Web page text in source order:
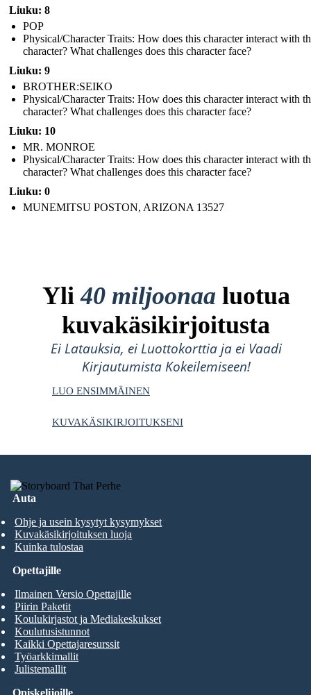
Liuku: 8
POP
Physical/Character Traits: How does this character interact with
character? What challenges does this character face?
Liuku: 9
BROTHER:SEIKO
Physical/Character Traits: How does this character interact with
character? What challenges does this character face?
Liuku: 10
MR. MONROE
Physical/Character Traits: How does this character interact with
character? What challenges does this character face?
Liuku: 0
MUNEMITSU POSTON, ARIZONA 13527
Yli40 miljoonaa luotua
kuvakäsikirjoitusta
Ei Latauksia, ei Luottokorttia ja ei Vaadi
Kirjautumista Kokeilemiseen!
LUO ENSIMMÄINEN
KUVAKÄSIKIRJOITUKSENI
Auta
Ohje ja usein kysytyt kysymykset
Kuvakäsikirjoituksen luoja
Kuinka tulostaa
Opettajille
Ilmainen Versio Opettajille
Piirin Paketit
Koulukirjastot ja Mediakeskukset
Koulutusistunnot
Kaikki Opettajaresurssit
Työarkkimallit
Julistemallit